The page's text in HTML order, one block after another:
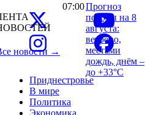
Приднестровье
В мире
Политика
Экономика
новости →
07:00Прогноз
погоды на 8
августа:
ветрено,
местами
дождь, днём –
до +33°С